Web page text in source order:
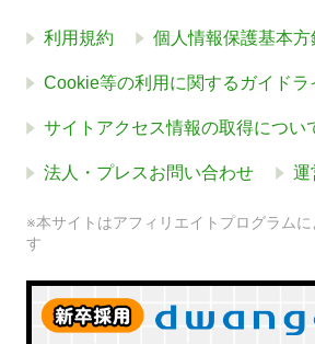
利用規約 個人情報保護基本方
Cookie等の利用に関するガイドラ
サイトアクセス情報の取得につい
法人・プレスお問い合わせ 運
※本サイトはアフィリエイトプログラム
す